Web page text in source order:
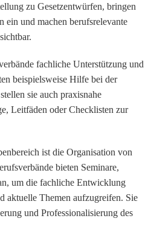
zu Gesetzentwürfen, bringen
ein und machen berufsrelevante
fachliche Unterstützung und
beispielsweise Hilfe beider
sie auch praxisnahe
Leitfäden oder Checklisten zur
ist die Organisation von
bieten Seminare,
um die fachliche Entwicklung
aktuelle Themen aufzugreifen. Sie
und Professionalisierung des